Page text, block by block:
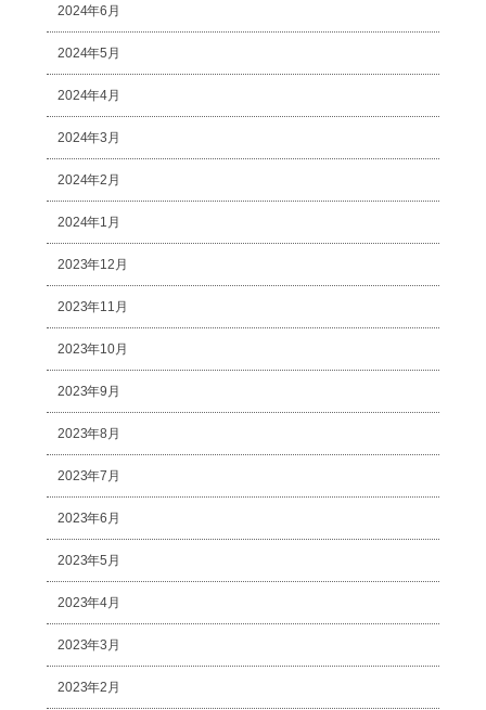
2024年6月
2024年5月
2024年4月
2024年3月
2024年2月
2024年1月
2023年12月
2023年11月
2023年10月
2023年9月
2023年8月
2023年7月
2023年6月
2023年5月
2023年4月
2023年3月
2023年2月